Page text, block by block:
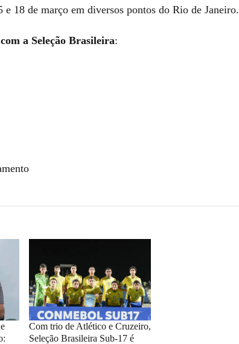
e 18 de março em diversos pontos do Rio de Janeiro.
a Seleção Brasileira:
Com trio de Atlético e Cruzeiro,
Seleção Brasileira Sub-17 é